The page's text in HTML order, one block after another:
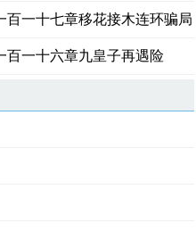
百一十七章移花接木连环骗局
百一十六章九皇子再遇险